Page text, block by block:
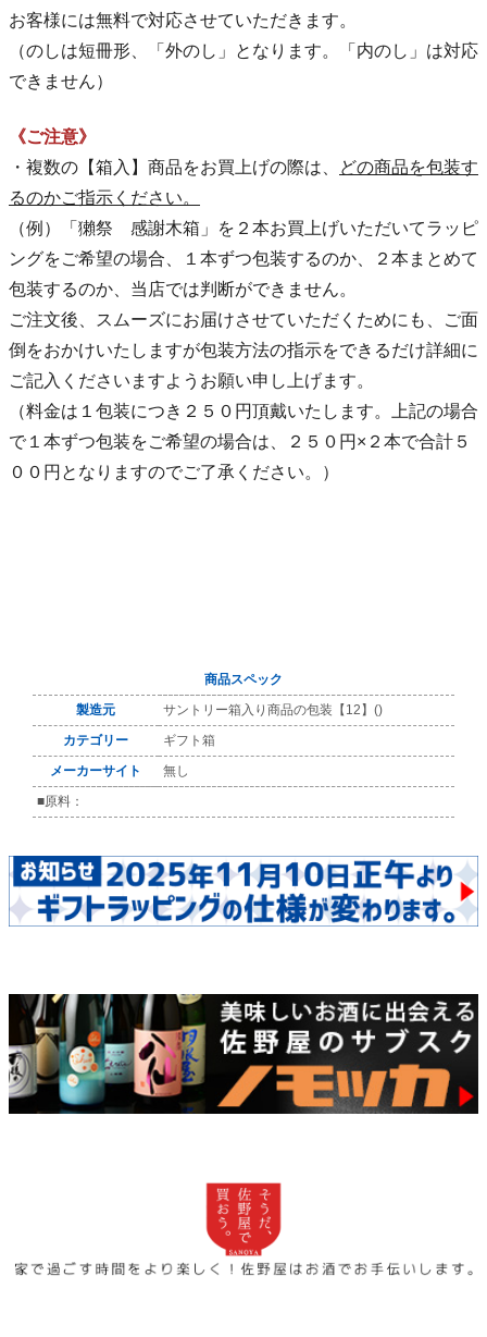
お客様には無料で対応させていただきます。
（のしは短冊形、「外のし」となります。「内のし」は対応
できません）
《ご注意》
・複数の【箱入】商品をお買上げの際は、
どの商品を包装す
るのかご指示ください。
（例）「獺祭 感謝木箱」を２本お買上げいただいてラッピ
ングをご希望の場合、１本ずつ包装するのか、２本まとめて
包装するのか、当店では判断ができません。
ご注文後、スムーズにお届けさせていただくためにも、ご面
倒をおかけいたしますが包装方法の指示をできるだけ詳細に
ご記入くださいますようお願い申し上げます。
（料金は１包装につき２５０円頂戴いたします。上記の場合
で１本ずつ包装をご希望の場合は、２５０円×２本で合計５
００円となりますのでご了承ください。）
商品スペック
製造元
サントリー箱入り商品の包装【12】()
カテゴリー
ギフト箱
メーカーサイト
無し
■原料：